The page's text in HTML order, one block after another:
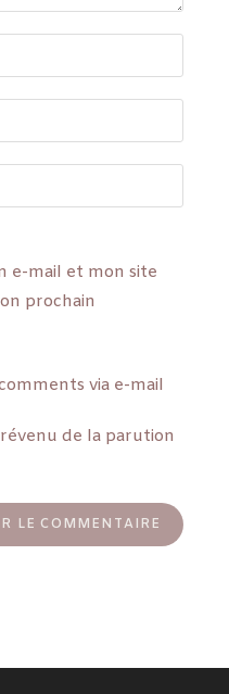
e-mail et mon site
prochain
via e-mail
de la parution